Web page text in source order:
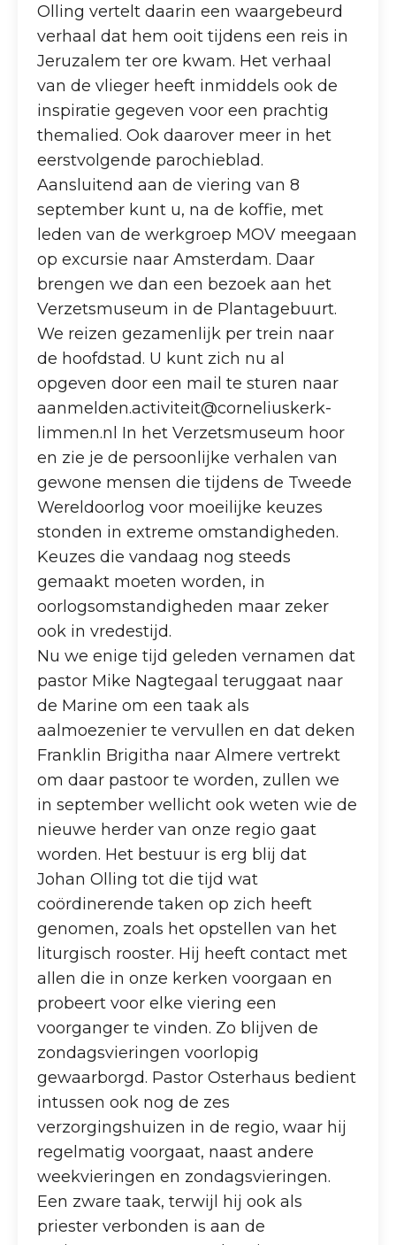
Olling vertelt daarin een waargebeurd
verhaal dat hem ooit tijdens een reis in
Jeruzalem ter ore kwam. Het verhaal
van de vlieger heeft inmiddels ook de
inspiratie gegeven voor een prachtig
themalied. Ook daarover meer in het
eerstvolgende parochieblad.
Aansluitend aan de viering van 8
september kunt u, na de koffie, met
leden van de werkgroep MOV meegaan
op excursie naar Amsterdam. Daar
brengen we dan een bezoek aan het
Verzetsmuseum in de Plantagebuurt.
We reizen gezamenlijk per trein naar
de hoofdstad. U kunt zich nu al
opgeven door een mail te sturen naar
aanmelden.activiteit@corneliuskerk-
limmen.nl In het Verzetsmuseum hoor
en zie je de persoonlijke verhalen van
gewone mensen die tijdens de Tweede
Wereldoorlog voor moeilijke keuzes
stonden in extreme omstandigheden.
Keuzes die vandaag nog steeds
gemaakt moeten worden, in
oorlogsomstandigheden maar zeker
ook in vredestijd.
Nu we enige tijd geleden vernamen dat
pastor Mike Nagtegaal teruggaat naar
de Marine om een taak als
aalmoezenier te vervullen en dat deken
Franklin Brigitha naar Almere vertrekt
om daar pastoor te worden, zullen we
in september wellicht ook weten wie de
nieuwe herder van onze regio gaat
worden. Het bestuur is erg blij dat
Johan Olling tot die tijd wat
coördinerende taken op zich heeft
genomen, zoals het opstellen van het
liturgisch rooster. Hij heeft contact met
allen die in onze kerken voorgaan en
probeert voor elke viering een
voorganger te vinden. Zo blijven de
zondagsvieringen voorlopig
gewaarborgd. Pastor Osterhaus bedient
intussen ook nog de zes
verzorgingshuizen in de regio, waar hij
regelmatig voorgaat, naast andere
weekvieringen en zondagsvieringen.
Een zware taak, terwijl hij ook als
priester verbonden is aan de